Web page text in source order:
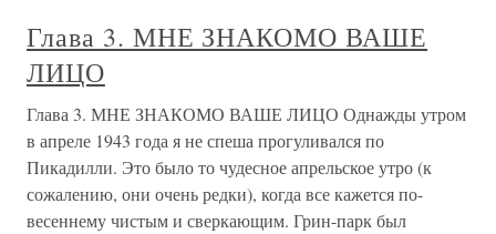
Глава 3. МНЕ ЗНАКОМО ВАШЕ
ЛИЦО
Глава 3. МНЕ ЗНАКОМО ВАШЕ ЛИЦО Однажды утром
в апреле 1943 года я не спеша прогуливался по
Пикадилли. Это было то чудесное апрельское утро (к
сожалению, они очень редки), когда все кажется по-
весеннему чистым и сверкающим. Грин-парк был